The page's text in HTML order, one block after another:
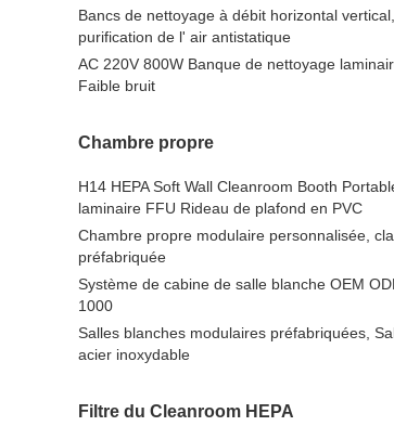
Bancs de nettoyage à débit horizontal
purification de l' air antistatique
AC 220V 800W Banque de nettoyage
Faible bruit
Chambre propre
H14 HEPA Soft Wall Cleanroom Booth
laminaire FFU Rideau de plafond en PVC
Chambre propre modulaire personnalisée,
préfabriquée
Système de cabine de salle blanche OEM
1000
Salles blanches modulaires préfabriquées,
acier inoxydable
Filtre du Cleanroom HEPA